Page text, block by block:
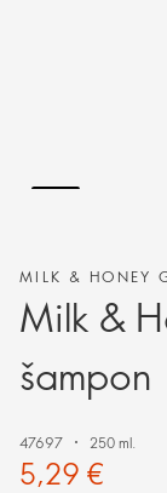
MILK & HONEY
Milk &
šampon
47697 250 ml.
5,29 €